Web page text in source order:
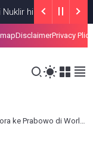
hingga AI
DisclaimerPrivacy Plice
Forum: Bawa Pemuda RI Mendunia